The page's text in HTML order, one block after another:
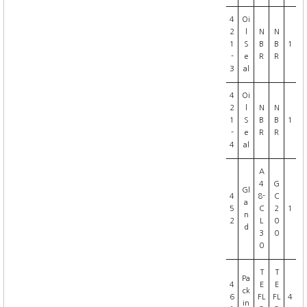
4
2
1
-
3
Oi
S
e
al
N
B
R
N
B
R
1
4
2
1
-
4
Oi
S
e
al
N
B
R
N
B
R
1
4
5
2
Gl
a
n
d
A
4
8-
C
3
0
G
C
2
0
0
1
4
6
Pa
ck
in
T
E
FL
T
E
FL
4